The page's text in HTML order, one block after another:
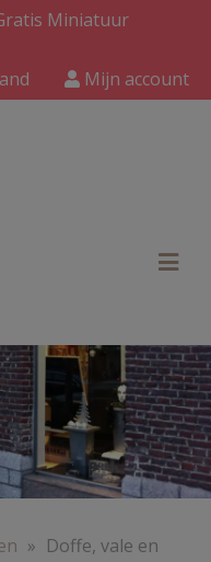
Miniatuur
Mijn account
» Doffe, vale en